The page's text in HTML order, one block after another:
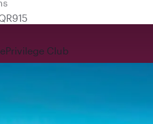
Privilege Club